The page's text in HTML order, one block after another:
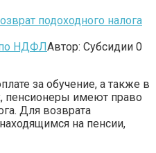
подоходного налога
НДФЛАвтор: Субсидии 0
за обучение, а также в
пенсионеры имеют право
Для возврата
на пенсии,